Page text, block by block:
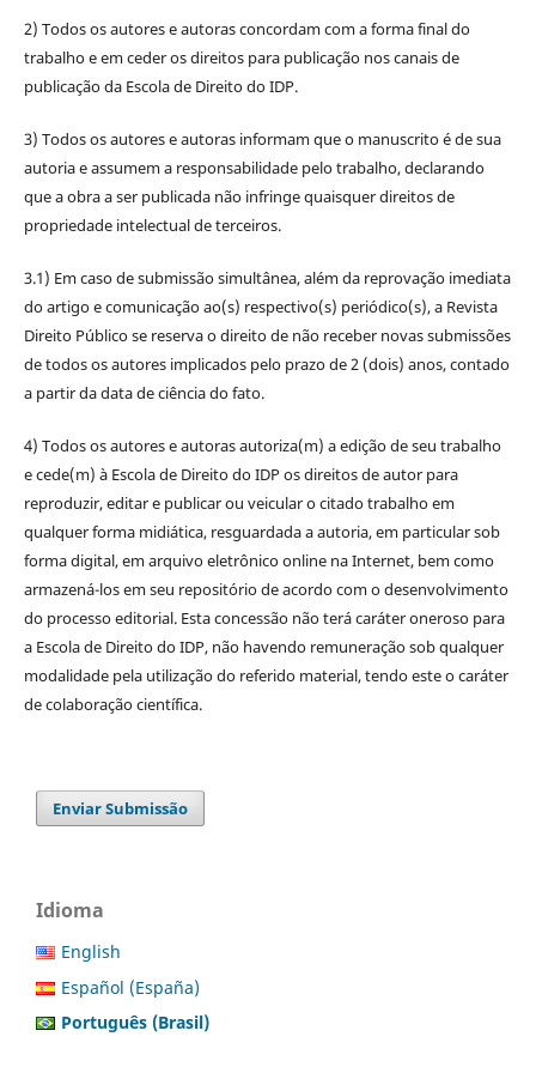
2) Todos os autores e autoras concordam com a forma final do
trabalho e em ceder os direitos para publicação nos canais de
publicação da Escola de Direito do IDP.
3) Todos os autores e autoras informam que o manuscrito é de sua
autoria e assumem a responsabilidade pelo trabalho, declarando
que a obra a ser publicada não infringe quaisquer direitos de
propriedade intelectual de terceiros.
3.1) Em caso de submissão simultânea, além da reprovação imediata
do artigo e comunicação ao(s) respectivo(s) periódico(s), a Revista
Direito Público se reserva o direito de não receber novas submissões
de todos os autores implicados pelo prazo de 2 (dois) anos, contado
a partir da data de ciência do fato.
4) Todos os autores e autoras autoriza(m) a edição de seu trabalho
e cede(m) à Escola de Direito do IDP os direitos de autor para
reproduzir, editar e publicar ou veicular o citado trabalho em
qualquer forma midiática, resguardada a autoria, em particular sob
forma digital, em arquivo eletrônico online na Internet, bem como
armazená-los em seu repositório de acordo com o desenvolvimento
do processo editorial. Esta concessão não terá caráter oneroso para
a Escola de Direito do IDP, não havendo remuneração sob qualquer
modalidade pela utilização do referido material, tendo este o caráter
de colaboração científica.
Enviar Submissão
Idioma
English
Español (España)
Português (Brasil)